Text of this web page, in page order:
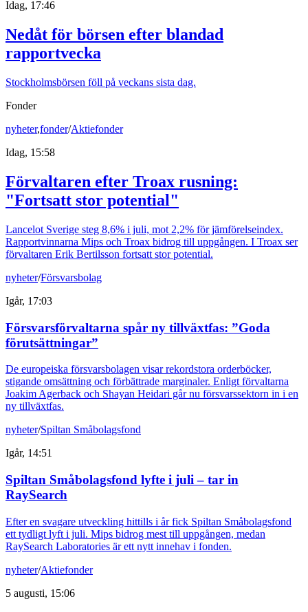
Idag, 17:46
Nedåt för börsen efter blandad
rapportvecka
Stockholmsbörsen föll på veckans sista dag.
Fonder
nyheter,fonder/Aktiefonder
Idag, 15:58
Förvaltaren efter Troax rusning:
"Fortsatt stor potential"
Lancelot Sverige steg 8,6% i juli, mot 2,2% för jämförelseindex.
Rapportvinnarna Mips och Troax bidrog till uppgången. I Troax ser
förvaltaren Erik Bertilsson fortsatt stor potential.
nyheter/Försvarsbolag
Igår, 17:03
Försvarsförvaltarna spår ny tillväxtfas: ”Goda
förutsättningar”
De europeiska försvarsbolagen visar rekordstora orderböcker,
stigande omsättning och förbättrade marginaler. Enligt förvaltarna
Joakim Agerback och Shayan Heidari går nu försvarssektorn in i en
ny tillväxtfas.
nyheter/Spiltan Småbolagsfond
Igår, 14:51
Spiltan Småbolagsfond lyfte i juli – tar in
RaySearch
Efter en svagare utveckling hittills i år fick Spiltan Småbolagsfond
ett tydligt lyft i juli. Mips bidrog mest till uppgången, medan
RaySearch Laboratories är ett nytt innehav i fonden.
nyheter/Aktiefonder
5 augusti, 15:06